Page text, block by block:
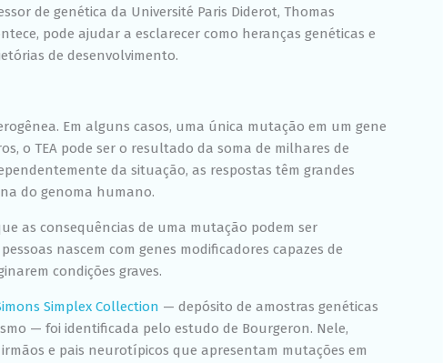
de genética da Université Paris Diderot, Thomas
pode ajudar a esclarecer como heranças genéticas e
de desenvolvimento.
Em alguns casos, uma única mutação em um gene
o TEA pode ser o resultado da soma de milhares de
da situação, as respostas têm grandes
do genoma humano.
as consequências de uma mutação podem ser
nascem com genes modificadores capazes de
condições graves.
Simplex Collection — depósito de amostras genéticas
— foi identificada pelo estudo de Bourgeron. Nele,
e pais neurotípicos que apresentam mutações em